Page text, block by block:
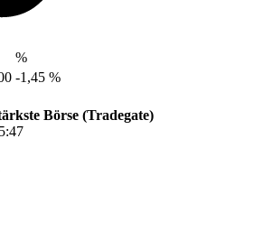
%
-1,45 %
Börse (Tradegate)